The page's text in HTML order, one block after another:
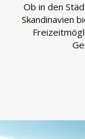
Ob in den
Skandinavien